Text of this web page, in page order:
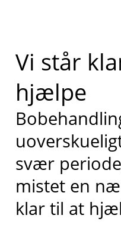
Vi står
hjælpe
svær
mistet en
klar til at